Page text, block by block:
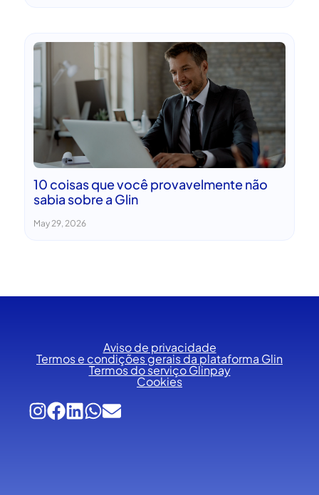
10 coisas que você provavelmente não
sabia sobre a Glin
May 29, 2026
Aviso de privacidade
Termos e condições gerais da plataforma Glin
Termos do serviço Glinpay
Cookies